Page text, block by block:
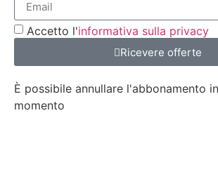
Accetto l'informativa sulla privacy
Ricevere offerte
È possibile annullare l'abbonamento
momento